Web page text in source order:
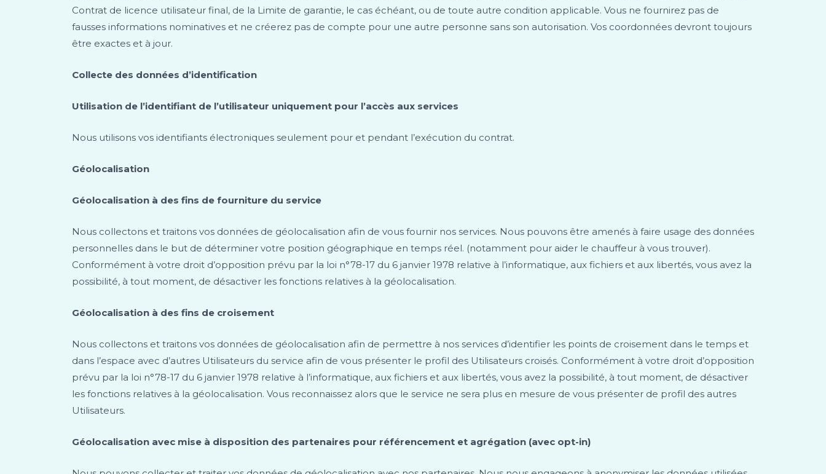
Contrat de licence utilisateur final, de la Limite de garantie, le cas échéant, ou de toute autre condition applicable. Vous ne fournirez pas de
fausses informations nominatives et ne créerez pas de compte pour une autre personne sans son autorisation. Vos coordonnées devront toujours
être exactes et à jour.
Collecte des données d’identification
Utilisation de l’identifiant de l’utilisateur uniquement pour l’accès aux services
Nous utilisons vos identifiants électroniques seulement pour et pendant l’exécution du contrat.
Géolocalisation
Géolocalisation à des fins de fourniture du service
Nous collectons et traitons vos données de géolocalisation afin de vous fournir nos services. Nous pouvons être amenés à faire usage des données
personnelles dans le but de déterminer votre position géographique en temps réel. (notamment pour aider le chauffeur à vous trouver).
Conformément à votre droit d’opposition prévu par la loi n°78-17 du 6 janvier 1978 relative à l’informatique, aux fichiers et aux libertés, vous avez la
possibilité, à tout moment, de désactiver les fonctions relatives à la géolocalisation.
Géolocalisation à des fins de croisement
Nous collectons et traitons vos données de géolocalisation afin de permettre à nos services d’identifier les points de croisement dans le temps et
dans l’espace avec d’autres Utilisateurs du service afin de vous présenter le profil des Utilisateurs croisés. Conformément à votre droit d’opposition
prévu par la loi n°78-17 du 6 janvier 1978 relative à l’informatique, aux fichiers et aux libertés, vous avez la possibilité, à tout moment, de désactiver
les fonctions relatives à la géolocalisation. Vous reconnaissez alors que le service ne sera plus en mesure de vous présenter de profil des autres
Utilisateurs.
Géolocalisation avec mise à disposition des partenaires pour référencement et agrégation (avec opt-in)